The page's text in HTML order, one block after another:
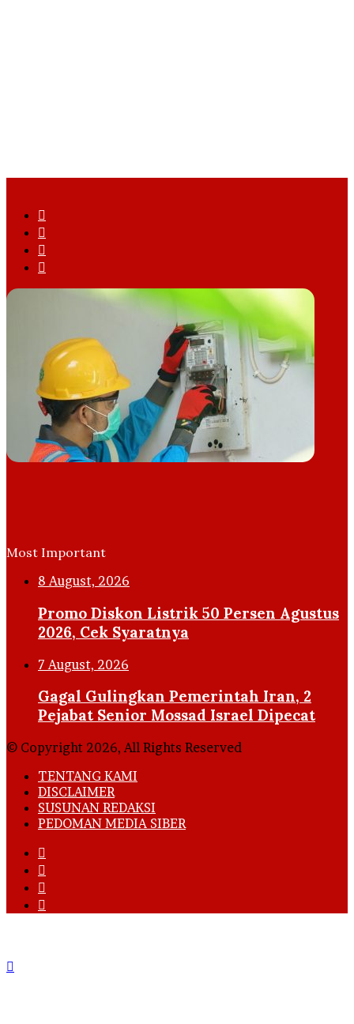
Most Important
8 August, 2026
Promo Diskon Listrik 50 Persen Agustus
2026, Cek Syaratnya
7 August, 2026
Gagal Gulingkan Pemerintah Iran, 2
Pejabat Senior Mossad Israel Dipecat
© Copyright 2026, All Rights Reserved
TENTANG KAMI
DISCLAIMER
SUSUNAN REDAKSI
PEDOMAN MEDIA SIBER